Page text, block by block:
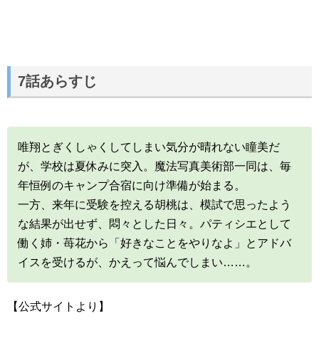
7話あらすじ
唯翔とぎくしゃくしてしまい気分が晴れない瞳美だ
が、学校は夏休みに突入。魔法写真美術部一同は、毎
年恒例のキャンプ合宿に向け準備が始まる。
一方、来年に受験を控える胡桃は、模試で思ったよう
な結果が出せず、悶々とした日々。パティシエとして
働く姉・苺花から「好きなことをやりなよ」とアドバ
イスを受けるが、かえって悩んでしまい……。
【公式サイトより】